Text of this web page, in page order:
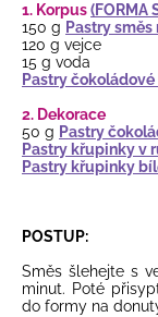
1. Korpus(FORMA
150 g Pastry
120 g vejce
15 g voda
Pastry
2. Dekorace
50 g Pastry
Pastry křupinky v
Pastry křupinky
POSTUP:
Směs šlehejte s
minut. Poté
do formy na